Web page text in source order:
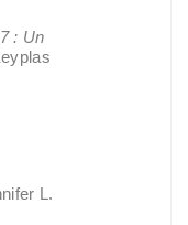
: Un
L.